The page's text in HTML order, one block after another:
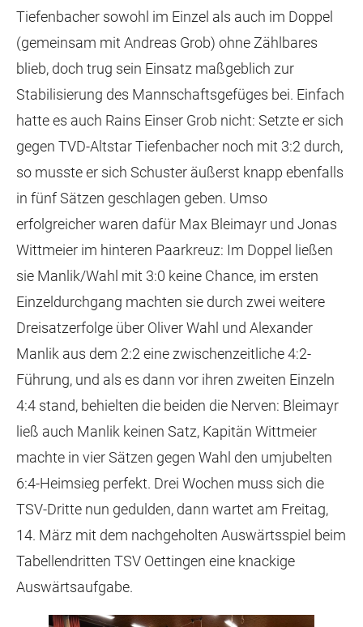
Tiefenbacher sowohl im Einzel als auch im Doppel
(gemeinsam mit Andreas Grob) ohne Zählbares
blieb, doch trug sein Einsatz maßgeblich zur
Stabilisierung des Mannschaftsgefüges bei. Einfach
hatte es auch Rains Einser Grob nicht: Setzte er sich
gegen TVD-Altstar Tiefenbacher noch mit 3:2 durch,
so musste er sich Schuster äußerst knapp ebenfalls
in fünf Sätzen geschlagen geben. Umso
erfolgreicher waren dafür Max Bleimayr und Jonas
Wittmeier im hinteren Paarkreuz: Im Doppel ließen
sie Manlik/Wahl mit 3:0 keine Chance, im ersten
Einzeldurchgang machten sie durch zwei weitere
Dreisatzerfolge über Oliver Wahl und Alexander
Manlik aus dem 2:2 eine zwischenzeitliche 4:2-
Führung, und als es dann vor ihren zweiten Einzeln
4:4 stand, behielten die beiden die Nerven: Bleimayr
ließ auch Manlik keinen Satz, Kapitän Wittmeier
machte in vier Sätzen gegen Wahl den umjubelten
6:4-Heimsieg perfekt. Drei Wochen muss sich die
TSV-Dritte nun gedulden, dann wartet am Freitag,
14. März mit dem nachgeholten Auswärtsspiel beim
Tabellendritten TSV Oettingen eine knackige
Auswärtsaufgabe.